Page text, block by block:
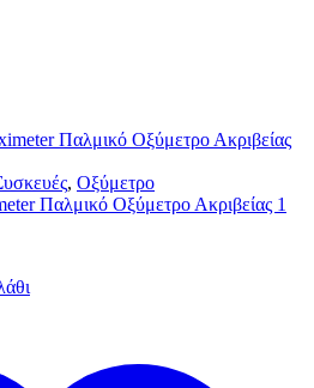
, Οξύμετρο
Παλμικό Οξύμετρο Ακριβείας 1